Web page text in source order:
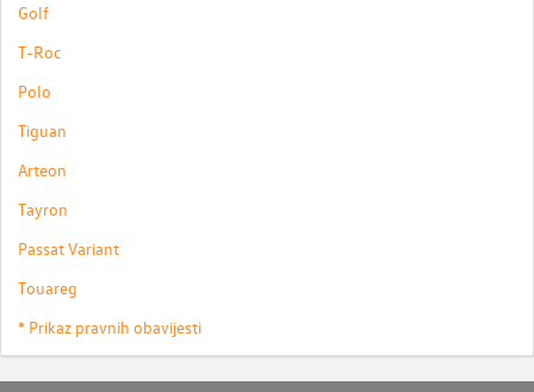
Golf
T-Roc
Polo
Tiguan
Arteon
Tayron
Passat Variant
Touareg
* Prikaz pravnih obavijesti